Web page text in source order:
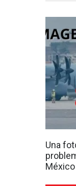
Una
México